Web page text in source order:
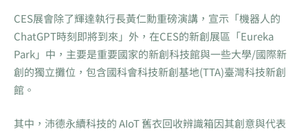
CES展會除了輝達執行長黃仁勳重磅演講，宣示「機器人的
ChatGPT時刻即將到來」外，在CES的新創展區「Eureka
Park」中，主要是重要國家的新創科技館與一些大學/國際新
創的獨立攤位，包含國科會科技新創基地(TTA)臺灣科技新創
館。
其中，沛德永續科技的 AIoT 舊衣回收辨識箱因其創意與代表